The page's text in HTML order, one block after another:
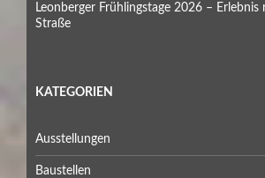
Leonberger Frühlingstage 2026 –
Straße
KATEGORIEN
Ausstellungen
Baustellen